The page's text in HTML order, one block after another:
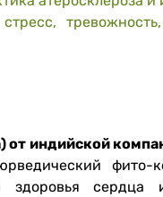
от индийской
фито-
здоровья сердца